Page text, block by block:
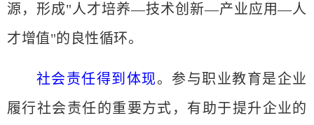
源，形成"人才培养—技术创新—产业应用—人
才增值"的良性循环。
社会责任得到体现。参与职业教育是企业
履行社会责任的重要方式，有助于提升企业的